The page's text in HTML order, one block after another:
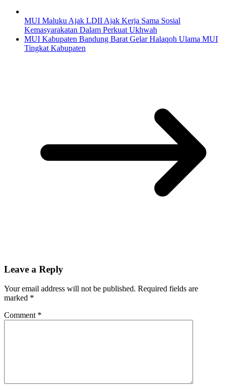
MUI Maluku Ajak LDII Ajak Kerja Sama Sosial
Kemasyarakatan Dalam Perkuat Ukhwah
MUI Kabupaten Bandung Barat Gelar Halaqoh Ulama MUI
Tingkat Kabupaten
Leave a Reply
Your email address will not be published. Required fields are
marked *
Comment *